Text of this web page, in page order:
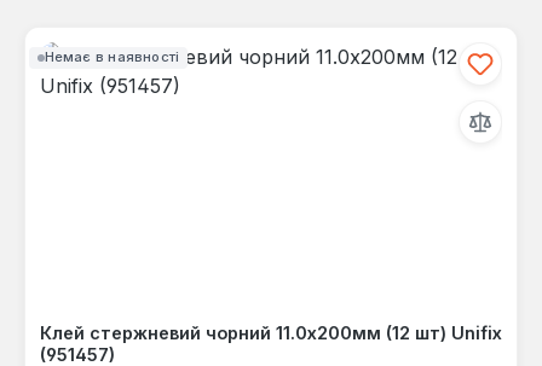
Немає в наявності
Клей стержневий чорний 11.0х200мм (12 шт) Unifix
(951457)